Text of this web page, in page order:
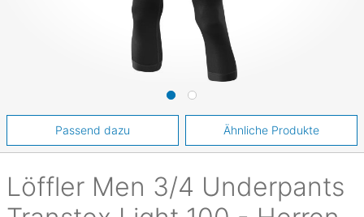
Löffler Men 3/4 Underpants
Passend dazu Ähnliche Produkte